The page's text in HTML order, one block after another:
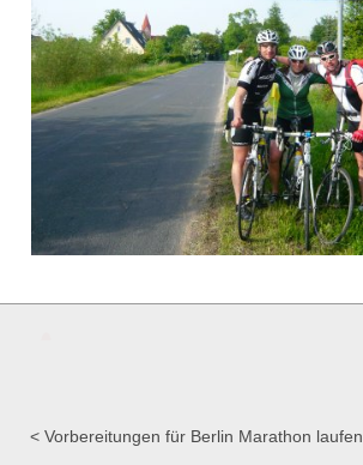
Vorbereitungen für Berlin Marathon laufen